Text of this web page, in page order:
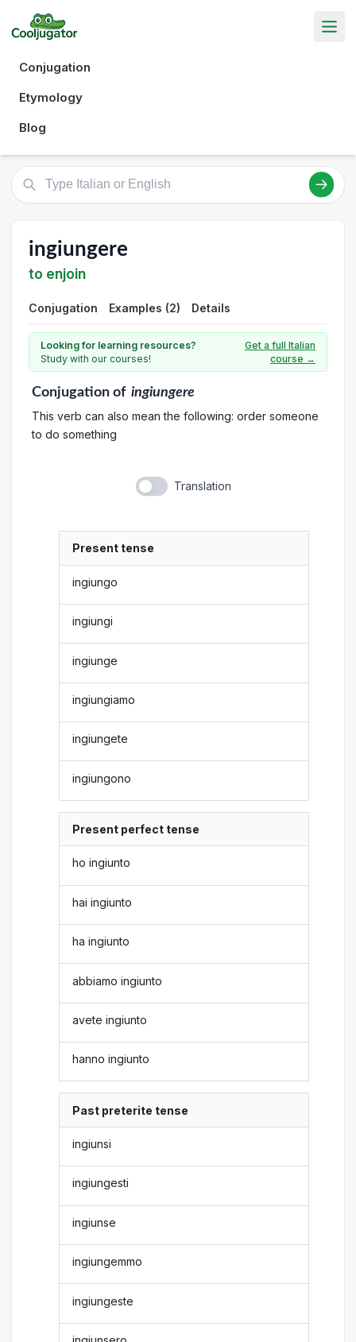
Conjugation
Etymology
Blog
ingiungere
to enjoin
Conjugation Examples (2) Details
Looking for learning resources?
Study with our courses!
Get a full Italian
course →
Conjugationof ingiungere
This verb can also mean the following: order someone
to do something
Translation
Present tense
ingiungo
ingiungi
ingiunge
ingiungiamo
ingiungete
ingiungono
Present perfect tense
ho ingiunto
hai ingiunto
ha ingiunto
abbiamo ingiunto
avete ingiunto
hanno ingiunto
Past preterite tense
ingiunsi
ingiungesti
ingiunse
ingiungemmo
ingiungeste